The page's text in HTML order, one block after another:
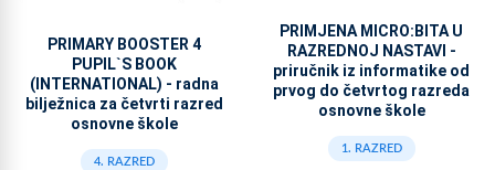
PRIMARY BOOSTER 4
PUPIL`S BOOK
(INTERNATIONAL) - radna
bilježnica za četvrti razred
osnovne škole
4. RAZRED
PRIMJENA MICRO:BITA U
RAZREDNOJ NASTAVI -
priručnik iz informatike od
prvog do četvrtog razreda
osnovne škole
1. RAZRED